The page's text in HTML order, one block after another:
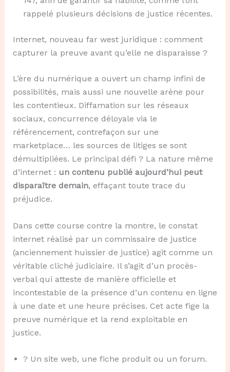
rappelé plusieurs décisions de justice récentes.
Internet, nouveau far west juridique : comment
capturer la preuve avant qu’elle ne disparaisse ?
L’ère du numérique a ouvert un champ infini de
possibilités, mais aussi une nouvelle arène pour
les contentieux. Diffamation sur les réseaux
sociaux, concurrence déloyale via le
référencement, contrefaçon sur une
marketplace… les sources de litiges se sont
démultipliées. Le principal défi ? La nature même
d’internet : un contenu publié aujourd’hui peut
disparaître demain, effaçant toute trace du
préjudice.
Dans cette course contre la montre, le constat
internet réalisé par un commissaire de justice
(anciennement huissier de justice) agit comme un
véritable cliché judiciaire. Il s’agit d’un procès-
verbal qui atteste de manière officielle et
incontestable de la présence d’un contenu en ligne
à une date et une heure précises. Cet acte fige la
preuve numérique et la rend exploitable en
justice.
? Un site web, une fiche produit ou un forum.